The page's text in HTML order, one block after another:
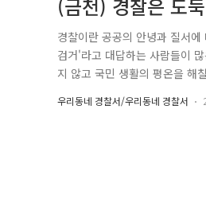
(금천) 경찰은 도
경찰이란 공공의 안녕과 질서
검거'라고 대답하는 사람들이
지 않고 국민 생활의 평온을 해
답니다. 2014년 8월 3일 태풍
산파출소 경찰관이 현장에 출
우리동네 경찰서/우리동네 경찰서